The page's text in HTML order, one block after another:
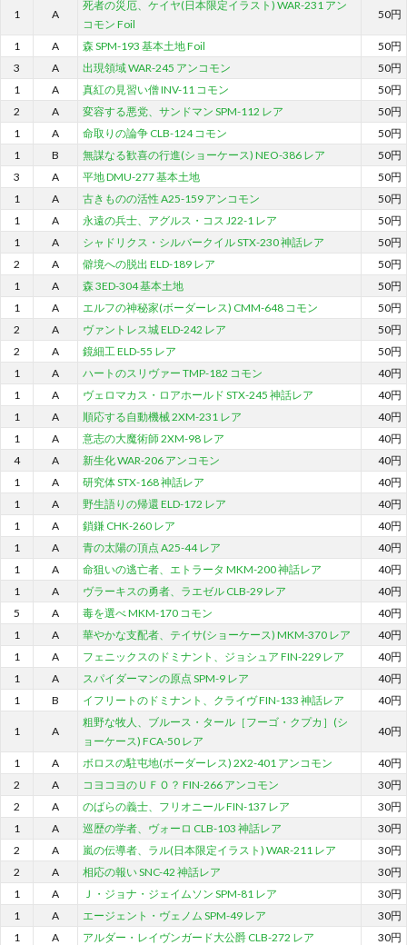
1 A
死者の災厄、ケイヤ(日本限定イラスト) WAR-231 アン
コモン Foil
50円
1 A 森 SPM-193 基本土地 Foil
50円
3
A 出現領域 WAR-245 アンコモン
50円
1
A 真紅の見習い僧 INV-11 コモン
50円
2
A 変容する悪党、サンドマン SPM-112 レア
50円
1
A 命取りの論争 CLB-124 コモン
50円
1
B 無謀なる歓喜の行進(ショーケース) NEO-386 レア
50円
3
A 平地 DMU-277 基本土地
50円
1
A 古きものの活性 A25-159 アンコモン
50円
1
A 永遠の兵士、アグルス・コス J22-1 レア
50円
1
A シャドリクス・シルバークイル STX-230 神話レア
50円
2
A 僻境への脱出 ELD-189 レア
50円
1
A 森 3ED-304 基本土地
50円
1
A エルフの神秘家(ボーダーレス) CMM-648 コモン
50円
2
A ヴァントレス城 ELD-242 レア
50円
2
A 鏡細工 ELD-55 レア
50円
1
A ハートのスリヴァー TMP-182 コモン
40円
1
A ヴェロマカス・ロアホールド STX-245 神話レア
40円
1
A 順応する自動機械 2XM-231 レア
40円
1
A 意志の大魔術師 2XM-98 レア
40円
4
A 新生化 WAR-206 アンコモン
40円
1
A 研究体 STX-168 神話レア
40円
1
A 野生語りの帰還 ELD-172 レア
40円
1
A 鎖鎌 CHK-260 レア
40円
1
A 青の太陽の頂点 A25-44 レア
40円
1
A 命狙いの逃亡者、エトラータ MKM-200 神話レア
40円
1
A ヴラーキスの勇者、ラエゼル CLB-29 レア
40円
5
A 毒を選べ MKM-170 コモン
40円
1
A 華やかな支配者、テイサ(ショーケース) MKM-370 レア
40円
1
A フェニックスのドミナント、ジョシュア FIN-229 レア
40円
1
A スパイダーマンの原点 SPM-9 レア
40円
1
B イフリートのドミナント、クライヴ FIN-133 神話レア 40円
1 A
粗野な牧人、ブルース・タール［フーゴ・クプカ］(シ
ョーケース) FCA-50 レア
40円
1 A ボロスの駐屯地(ボーダーレス) 2X2-401 アンコモン
40円
2
A コヨコヨのＵＦＯ？ FIN-266 アンコモン
30円
2
A のばらの義士、フリオニール FIN-137 レア
30円
1
A 巡歴の学者、ヴォーロ CLB-103 神話レア
30円
2
A 嵐の伝導者、ラル(日本限定イラスト) WAR-211 レア
30円
2
A 相応の報い SNC-42 神話レア
30円
1
A Ｊ・ジョナ・ジェイムソン SPM-81 レア
30円
1
A エージェント・ヴェノム SPM-49 レア
30円
1
A アルダー・レイヴンガード大公爵 CLB-272 レア
30円